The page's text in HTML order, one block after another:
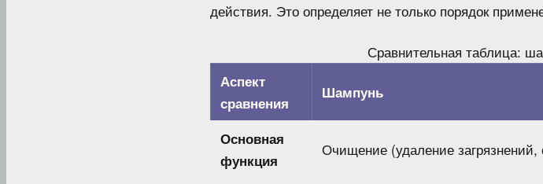
действия. Это определяет не только порядок
Сравнительная таблица:
Аспект
сравнения
Шампунь
Основная
функция
Очищение (удаление загрязнений,